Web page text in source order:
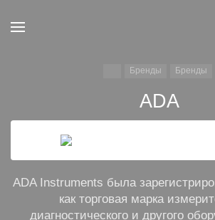
Бренды Бренды
ADA
ADA Instruments была
как торговая марка
диагностического и другого